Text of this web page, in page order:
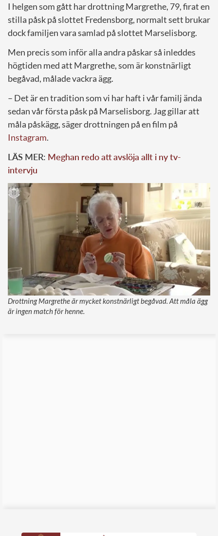
I helgen som gått har drottning Margrethe, 79, firat en
stilla påsk på slottet Fredensborg, normalt sett brukar
dock familjen vara samlad på slottet Marselisborg.
Men precis som inför alla andra påskar så inleddes
högtiden med att Margrethe, som är konstnärligt
begåvad, målade vackra ägg.
– Det är en tradition som vi har haft i vår familj ända
sedan vår första påsk på Marselisborg. Jag gillar att
måla påskägg, säger drottningen på en film på
Instagram.
LÄS MER: Meghan redo att avslöja allt i ny tv-
intervju
Drottning Margrethe är mycket konstnärligt begåvad. Att måla ägg
är ingen match för henne.